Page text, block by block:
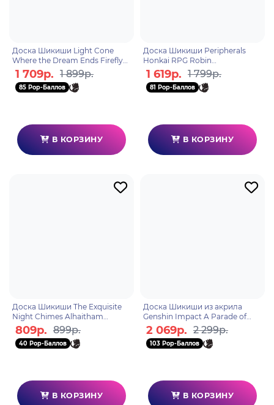
Доска Шикиши Light Cone
Where the Dream Ends Firefly
6942421128694
1 709р. 1 899р.
85 Pop-Баллов
В КОРЗИНУ
Доска Шикиши Peripherals
Honkai RPG Robin
6942421122784
1 619р. 1 799р.
81 Pop-Баллов
В КОРЗИНУ
Доска Шикиши The Exquisite
Night Chimes Alhaitham
Ш21.5*В14.5см 6976068141563
809р. 899р.
40 Pop-Баллов
В КОРЗИНУ
Доска Шикиши из акрила
Genshin Impact A Parade of
Providence 6976525000808
2 069р. 2 299р.
103 Pop-Баллов
В КОРЗИНУ